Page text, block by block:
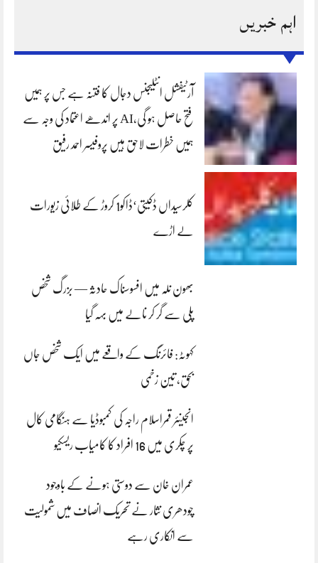
اہم خبریں
آرٹیفشل انٹلیجنس دجال کا فتنہ ہے جس پر ہمیں
فتح حاصل ہو گی،AI پر اندھے اعتماد کی وجہ سے
ہمیں خطرات لاحق ہیں پروفیسر احمد رفیق
کلرسیداں ڈکیتی‘ڈاکو1 کروڑ کے طلائی زیورات
لے اڑے
بھون نلہ میں افسوسناک حادثہ — بزرگ شخص
پلی سے گر کر نالے میں بہہ گیا
کہوٹہ: فائرنگ کے واقعے میں ایک شخص جاں
بحق، تین زخمی
انجینئر قمراسلام راجہ کی کمبوڈیا سے ہنگامی کال
پر چکری میں 16 افراد کا کامیاب ریسکیو
عمران خان سے دوستی ہونے کے باوجود
چودھری نثار نے تحریک انصاف میں شمولیت
سے انکاری رہے